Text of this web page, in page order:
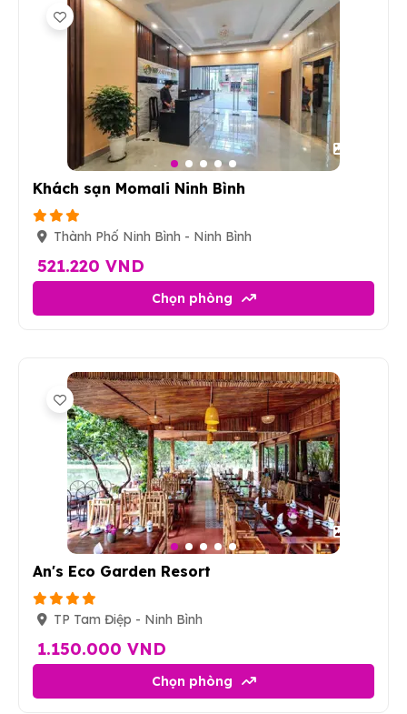
Khách sạn Momali Ninh Bình
Thành Phố Ninh Bình - Ninh Bình
521.220 VND
Chọn phòng
An's Eco Garden Resort
TP Tam Điệp - Ninh Bình
1.150.000 VND
Chọn phòng